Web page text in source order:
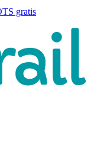
gratis